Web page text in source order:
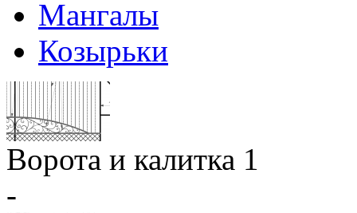
Мангалы
Козырьки
Ворота и калитка 1
-